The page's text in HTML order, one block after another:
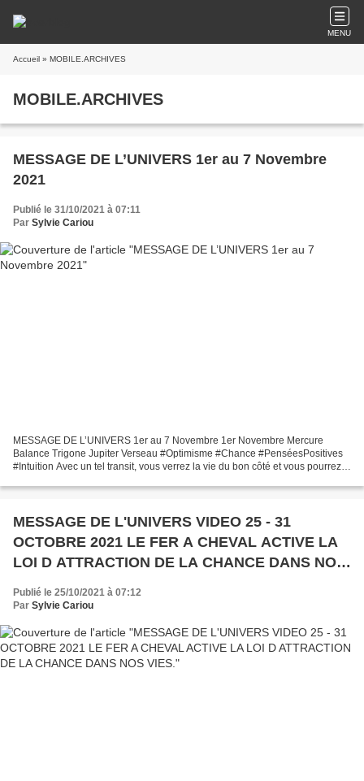
MENU
Accueil » MOBILE.ARCHIVES
MOBILE.ARCHIVES
MESSAGE DE L’UNIVERS 1er au 7 Novembre
2021
Publié le 31/10/2021 à 07:11
Par Sylvie Cariou
MESSAGE DE L’UNIVERS 1er au 7 Novembre 1er Novembre Mercure
Balance Trigone Jupiter Verseau #Optimisme #Chance #PenséesPositives
#Intuition Avec un tel transit, vous verrez la vie du bon côté et vous pourrez
MESSAGE DE L'UNIVERS VIDEO 25 - 31
OCTOBRE 2021 LE FER A CHEVAL ACTIVE LA
LOI D ATTRACTION DE LA CHANCE DANS NOS
Publié le 25/10/2021 à 07:12
Par Sylvie Cariou